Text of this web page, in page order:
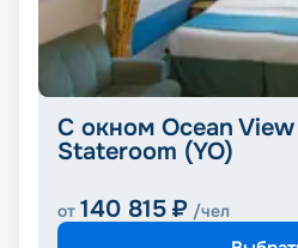
С окном Ocean
Stateroom (YO)
от 140 815 ₽ /чел